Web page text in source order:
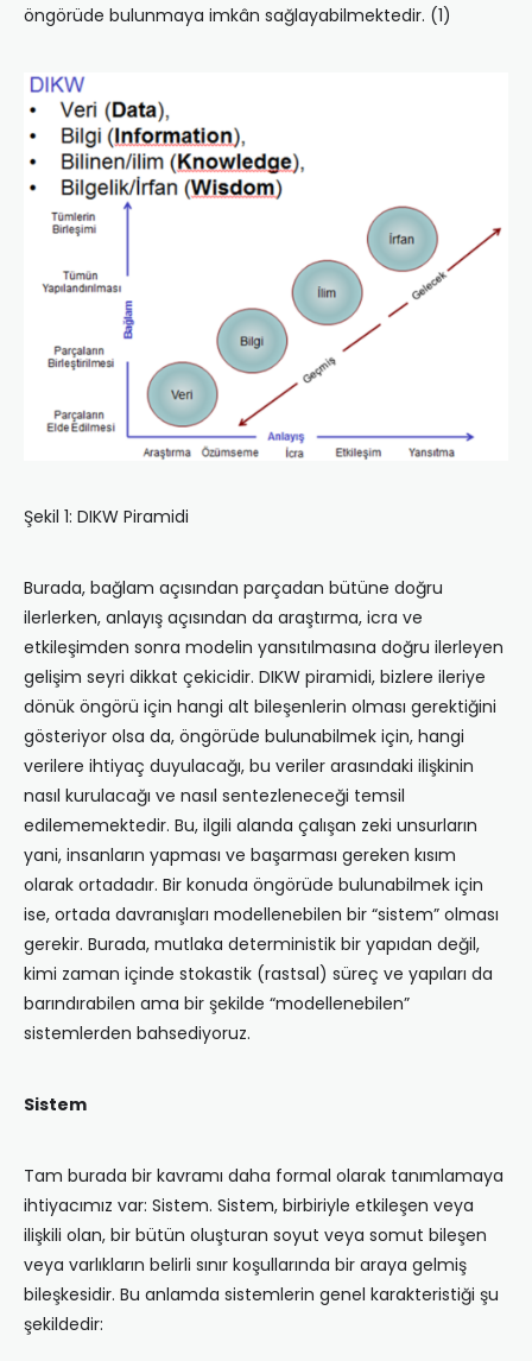
öngörüde bulunmaya imkân sağlayabilmektedir. (1)
Şekil 1: DIKW Piramidi
Burada, bağlam açısından parçadan bütüne doğru
ilerlerken, anlayış açısından da araştırma, icra ve
etkileşimden sonra modelin yansıtılmasına doğru ilerleyen
gelişim seyri dikkat çekicidir. DIKW piramidi, bizlere ileriye
dönük öngörü için hangi alt bileşenlerin olması gerektiğini
gösteriyor olsa da, öngörüde bulunabilmek için, hangi
verilere ihtiyaç duyulacağı, bu veriler arasındaki ilişkinin
nasıl kurulacağı ve nasıl sentezleneceği temsil
edilememektedir. Bu, ilgili alanda çalışan zeki unsurların
yani, insanların yapması ve başarması gereken kısım
olarak ortadadır. Bir konuda öngörüde bulunabilmek için
ise, ortada davranışları modellenebilen bir “sistem” olması
gerekir. Burada, mutlaka deterministik bir yapıdan değil,
kimi zaman içinde stokastik (rastsal) süreç ve yapıları da
barındırabilen ama bir şekilde “modellenebilen”
sistemlerden bahsediyoruz.
Sistem
Tam burada bir kavramı daha formal olarak tanımlamaya
ihtiyacımız var: Sistem. Sistem, birbiriyle etkileşen veya
ilişkili olan, bir bütün oluşturan soyut veya somut bileşen
veya varlıkların belirli sınır koşullarında bir araya gelmiş
bileşkesidir. Bu anlamda sistemlerin genel karakteristiği şu
şekildedir: